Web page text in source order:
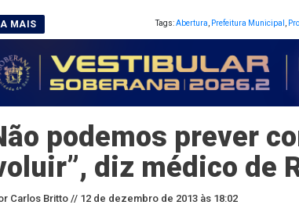
Tags:Abertura Prefeitura Municipal
podemos prever
diz médico de
Carlos Britto // 12 de dezembro de 2013 às 18:02